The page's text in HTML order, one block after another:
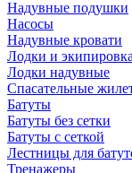
Надувные подушки
Насосы
Надувные кровати
Лодки и экипировка
Лодки надувные
Спасательные
Батуты
Батуты без сетки
Батуты с сеткой
Лестницы для
Тренажеры